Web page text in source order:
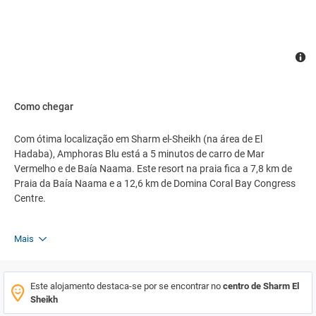
Como chegar
Com ótima localização em Sharm el-Sheikh (na área de El
Hadaba), Amphoras Blu está a 5 minutos de carro de Mar
Vermelho e de Baía Naama. Este resort na praia fica a 7,8 km de
Praia da Baía Naama e a 12,6 km de Domina Coral Bay Congress
Centre.
Mais
Este alojamento destaca-se por se encontrar no centro de Sharm El
Sheikh